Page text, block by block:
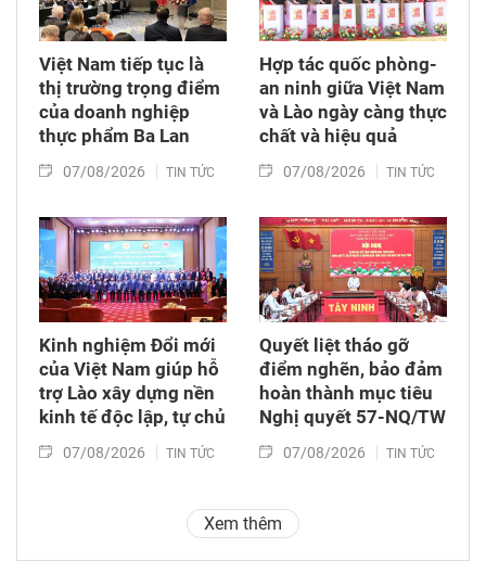
Việt Nam tiếp tục là
thị trường trọng điểm
của doanh nghiệp
thực phẩm Ba Lan
07/08/2026 TIN TỨC
Hợp tác quốc phòng-
an ninh giữa Việt Nam
và Lào ngày càng thực
chất và hiệu quả
07/08/2026 TIN TỨC
Kinh nghiệm Đổi mới
của Việt Nam giúp hỗ
trợ Lào xây dựng nền
kinh tế độc lập, tự chủ
07/08/2026 TIN TỨC
Quyết liệt tháo gỡ
điểm nghẽn, bảo đảm
hoàn thành mục tiêu
Nghị quyết 57-NQ/TW
07/08/2026 TIN TỨC
Xem thêm